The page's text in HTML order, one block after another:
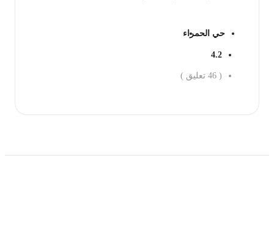
حي الحمراء
4.2
46 تعليق )